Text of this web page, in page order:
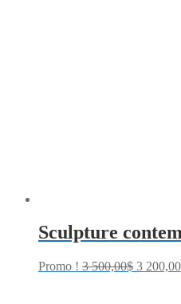
Sculpture
Promo ! 3 500,00$ 3 200,00